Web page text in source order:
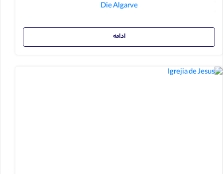
Die Algarve
ادامه